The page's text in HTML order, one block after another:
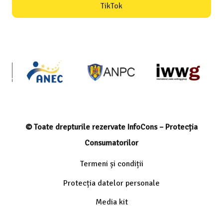
TikTok
© Toate drepturile rezervate InfoCons – Protecția
Consumatorilor
Termeni și condiții
Protecția datelor personale
Media kit